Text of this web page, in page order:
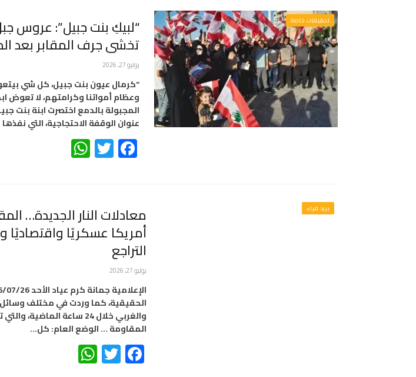
تحقيقات خاصة “لبيكِ بنت جبيل”: عروس
تخشى جرف المقابر بعد
يوليو 27, 2026
“كرمال عيون بنت جبيل، كل شي
وعظام أمواتنا وكرامتهم، لا تعوض
المجبولة بالدمع اختصرت ابنة بنت
عنوان الوقفة الاحتجاجية، التي
Facebook
Twitter
بريد قراء معادلات النار الجديدة…
أمريكا عسكريًا واقتصاديًا
التراجع
يوليو 27, 2026
الحقيقية، كما وردت في مختلف وسائل
والغربي خلال 24 ساعة
المقاومة … الوضع العام: كل…
Facebook
Twitter